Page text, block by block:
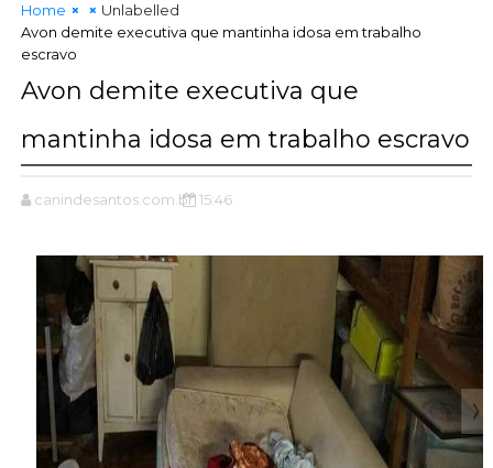
Home
Unlabelled
Avon demite executiva que mantinha idosa em trabalho
escravo
Avon demite executiva que
mantinha idosa em trabalho escravo
canindesantos.com.br 15:46